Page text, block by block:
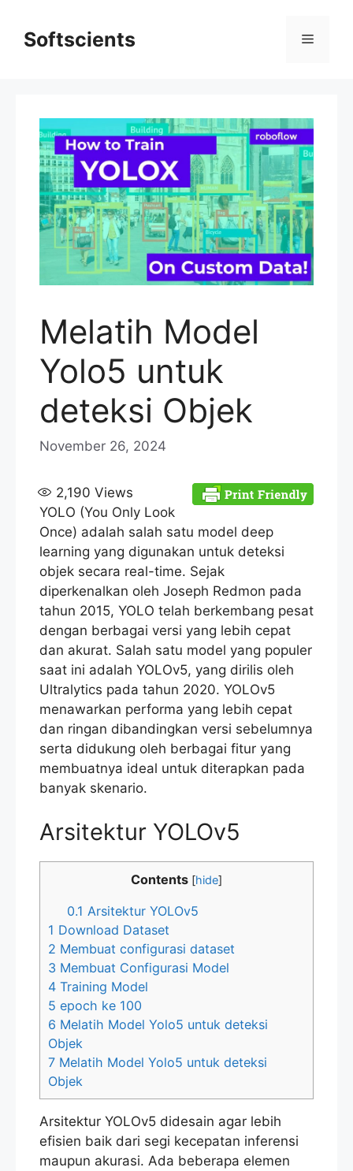
contentSoftscients Menu
Melatih Model
Yolo5 untuk
deteksi Objek
November 26, 2024
2,190 Views
YOLO (You Only Look
Once) adalah salah satu model deep
learning yang digunakan untuk deteksi
objek secara real-time. Sejak
diperkenalkan oleh Joseph Redmon pada
tahun 2015, YOLO telah berkembang pesat
dengan berbagai versi yang lebih cepat
dan akurat. Salah satu model yang populer
saat ini adalah YOLOv5, yang dirilis oleh
Ultralytics pada tahun 2020. YOLOv5
menawarkan performa yang lebih cepat
dan ringan dibandingkan versi sebelumnya
serta didukung oleh berbagai fitur yang
membuatnya ideal untuk diterapkan pada
banyak skenario.
Arsitektur YOLOv5
Contents [hide]
0.1 Arsitektur YOLOv5
1 Download Dataset
2 Membuat configurasi dataset
3 Membuat Configurasi Model
4 Training Model
5 epoch ke 100
6 Melatih Model Yolo5 untuk deteksi
Objek
7 Melatih Model Yolo5 untuk deteksi
Objek
Arsitektur YOLOv5 didesain agar lebih
efisien baik dari segi kecepatan inferensi
maupun akurasi. Ada beberapa elemen